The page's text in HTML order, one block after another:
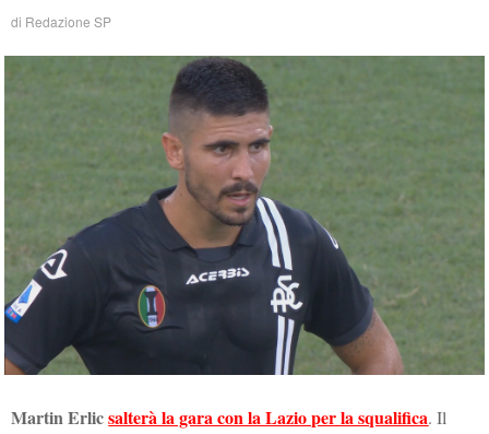
di Redazione SP
Martin Erlicsalterà la gara con la Lazio per la squalifica. Il